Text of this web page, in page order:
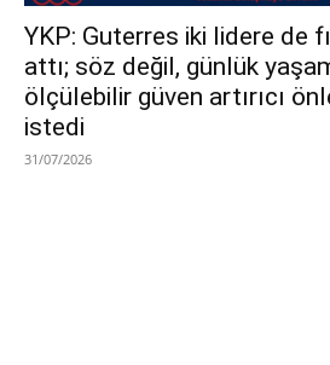
YKP: Guterres iki lidere de
attı; söz değil, günlük
ölçülebilir güven artırıcı
istedi
31/07/2026